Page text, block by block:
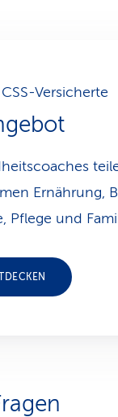
Versicherte
Ernährung,
Pflege und